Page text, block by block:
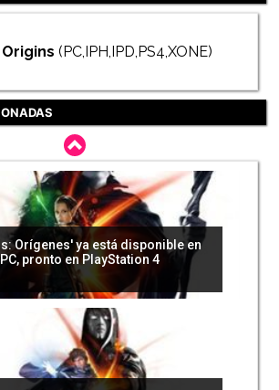
(PC,IPH,IPD,PS4,XONE)
Orígenes' ya está disponible en
pronto en PlayStation 4